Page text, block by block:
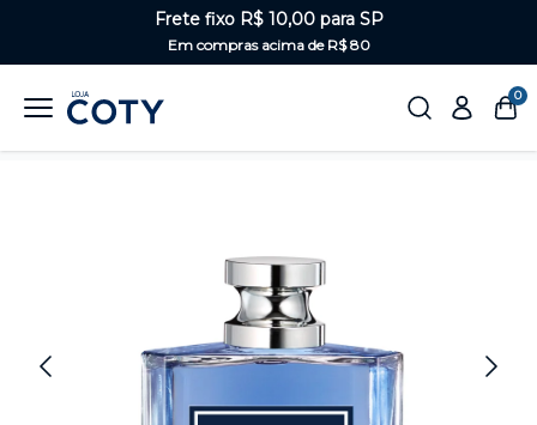
Frete fixo R$ 10,00 para SP
Em compras acima de R$ 80
0